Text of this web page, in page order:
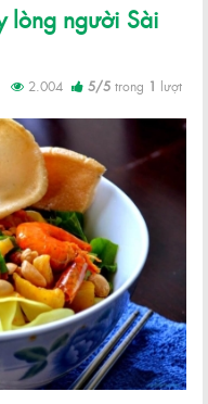
lòng người Sài
2.004 5/5 trong 1 lượt